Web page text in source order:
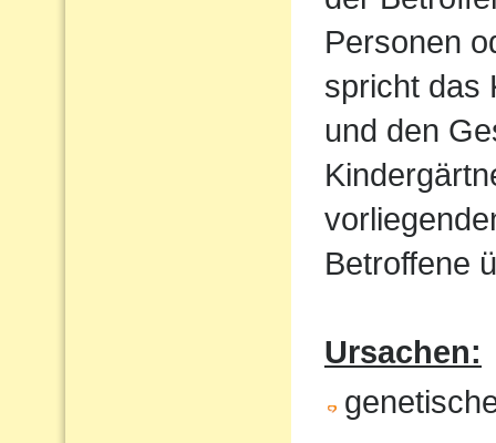
Personen
spricht das
und den
Betroffene
Ursachen: